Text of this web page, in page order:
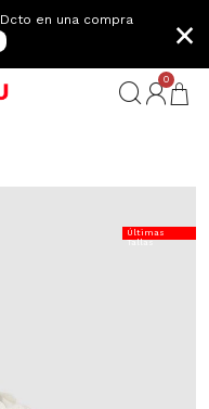
Dcto en una compra
×
0
Últimas
Tallas